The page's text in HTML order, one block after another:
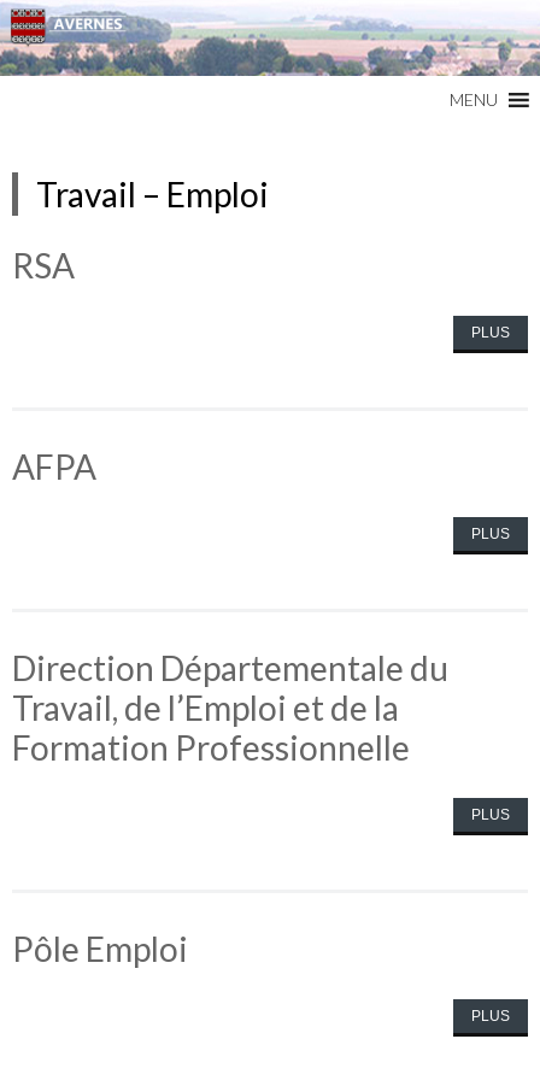
MENU
Travail – Emploi
RSA
PLUS
AFPA
PLUS
Direction Départementale du
Travail, de l’Emploi et de la
Formation Professionnelle
PLUS
Pôle Emploi
PLUS